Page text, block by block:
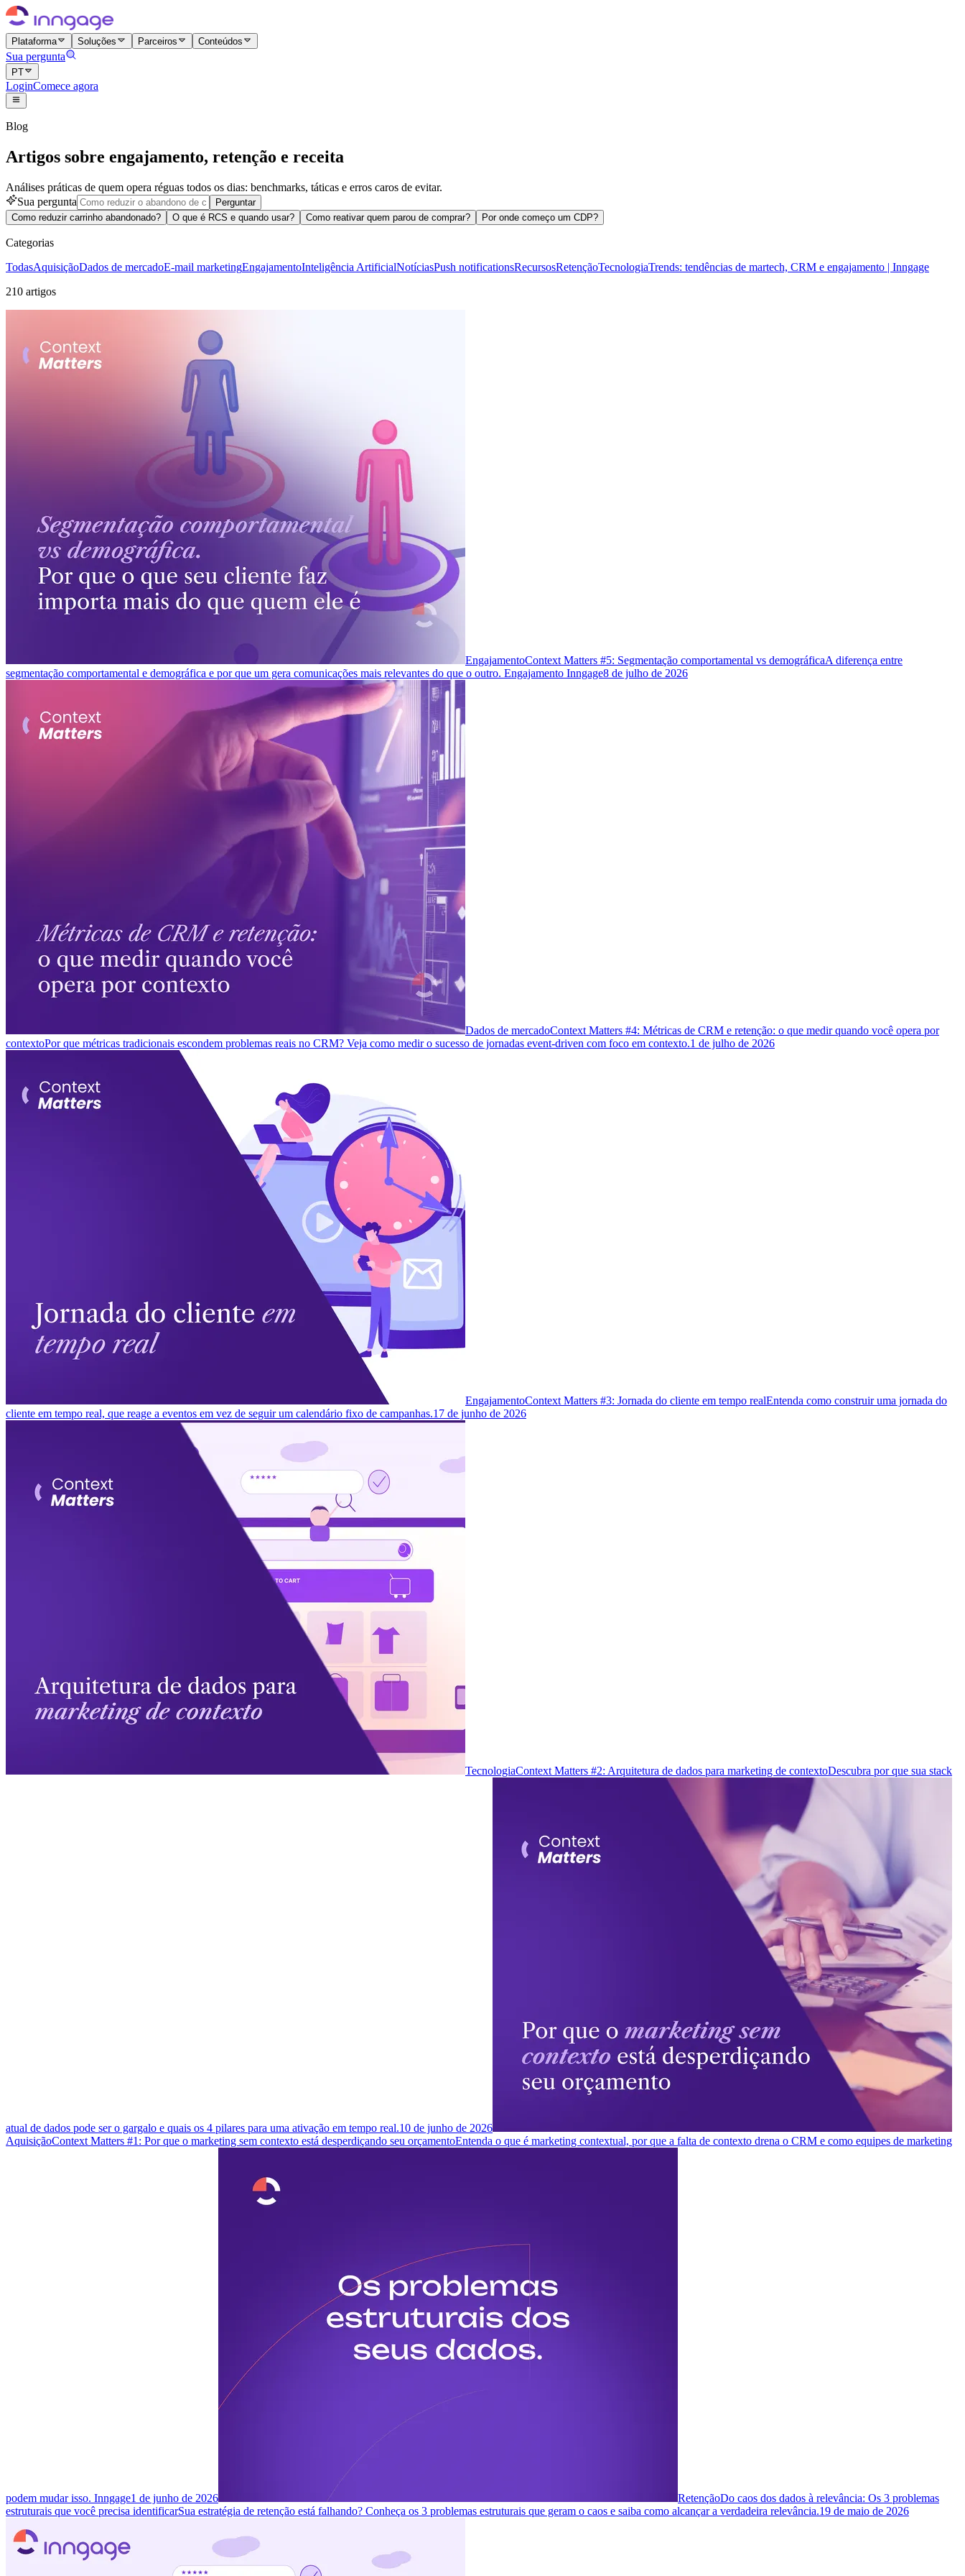
Plataforma Soluções Parceiros Conteúdos
Sua pergunta
PT
LoginComece agora
Blog
Artigos sobre engajamento, retenção e receita
Análises práticas de quem opera réguas todos os dias: benchmarks, táticas e erros caros de evitar.
Sua pergunta
Perguntar
Como reduzir carrinho abandonado?
O que é RCS e quando usar? Como reativar quem parou de comprar? Por onde começo um CDP?
Categorias
TodasAquisiçãoDados de mercadoE-mail marketingEngajamentoInteligência ArtificialNotíciasPush notificationsRecursosRetençãoTecnologiaTrends: tendências de martech, CRM e engajamento | Inngage
210 artigos
EngajamentoContext Matters #5: Segmentação comportamental vs demográficaA diferença entre
segmentação comportamental e demográfica e por que um gera comunicações mais relevantes do que o outro. Engajamento Inngage8 de julho de 2026
Dados de mercadoContext Matters #4: Métricas de CRM e retenção: o que medir quando você opera por
contextoPor que métricas tradicionais escondem problemas reais no CRM? Veja como medir o sucesso de jornadas event-driven com foco em contexto.1 de julho de 2026
EngajamentoContext Matters #3: Jornada do cliente em tempo realEntenda como construir uma jornada do
cliente em tempo real, que reage a eventos em vez de seguir um calendário fixo de campanhas.17 de junho de 2026
TecnologiaContext Matters #2: Arquitetura de dados para marketing de contextoDescubra por que sua stack
atual de dados pode ser o gargalo e quais os 4 pilares para uma ativação em tempo real.10 de junho de 2026
AquisiçãoContext Matters #1: Por que o marketing sem contexto está desperdiçando seu orçamentoEntenda o que é marketing contextual, por que a falta de contexto drena o CRM e como equipes de marketing
podem mudar isso. Inngage1 de junho de 2026 RetençãoDo caos dos dados à relevância: Os 3 problemas
estruturais que você precisa identificarSua estratégia de retenção está falhando? Conheça os 3 problemas estruturais que geram o caos e saiba como alcançar a verdadeira relevância.19 de maio de 2026